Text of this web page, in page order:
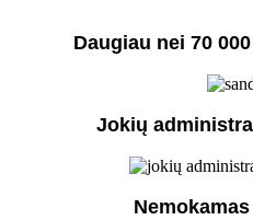
Daugiau nei 70
Jokių